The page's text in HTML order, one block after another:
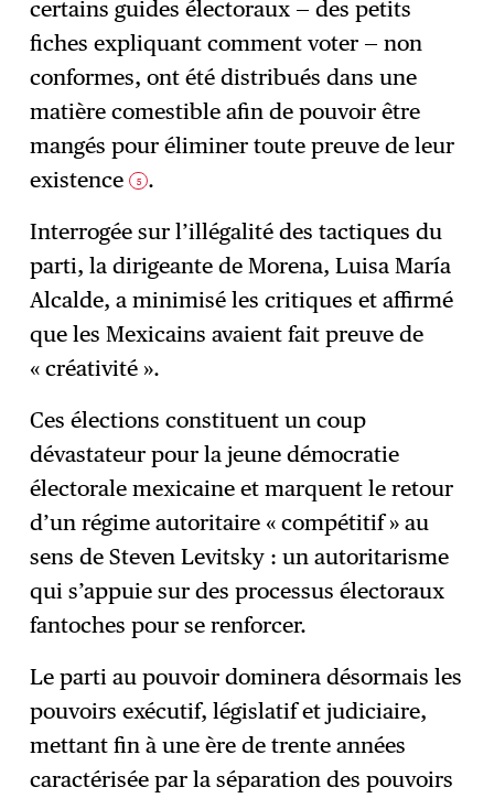
certains guides électoraux — des petits
fiches expliquant comment voter — non
conformes, ont été distribués dans une
matière comestible afin de pouvoir être
mangés pour éliminer toute preuve de leur
existence 5 .
Interrogée sur l’illégalité des tactiques du
parti, la dirigeante de Morena, Luisa María
Alcalde, a minimisé les critiques et affirmé
que les Mexicains avaient fait preuve de
« créativité ».
Ces élections constituent un coup
dévastateur pour la jeune démocratie
électorale mexicaine et marquent le retour
d’un régime autoritaire « compétitif » au
sens de Steven Levitsky : un autoritarisme
qui s’appuie sur des processus électoraux
fantoches pour se renforcer.
Le parti au pouvoir dominera désormais les
pouvoirs exécutif, législatif et judiciaire,
mettant fin à une ère de trente années
caractérisée par la séparation des pouvoirs